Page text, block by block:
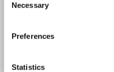
Selection
Necessary
Preferences
Statistics
Produktnummer ABIN1750730